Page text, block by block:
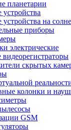
планетарии
устройства
устройства на
приборы
электрические
скрытых
колонки и
GSM